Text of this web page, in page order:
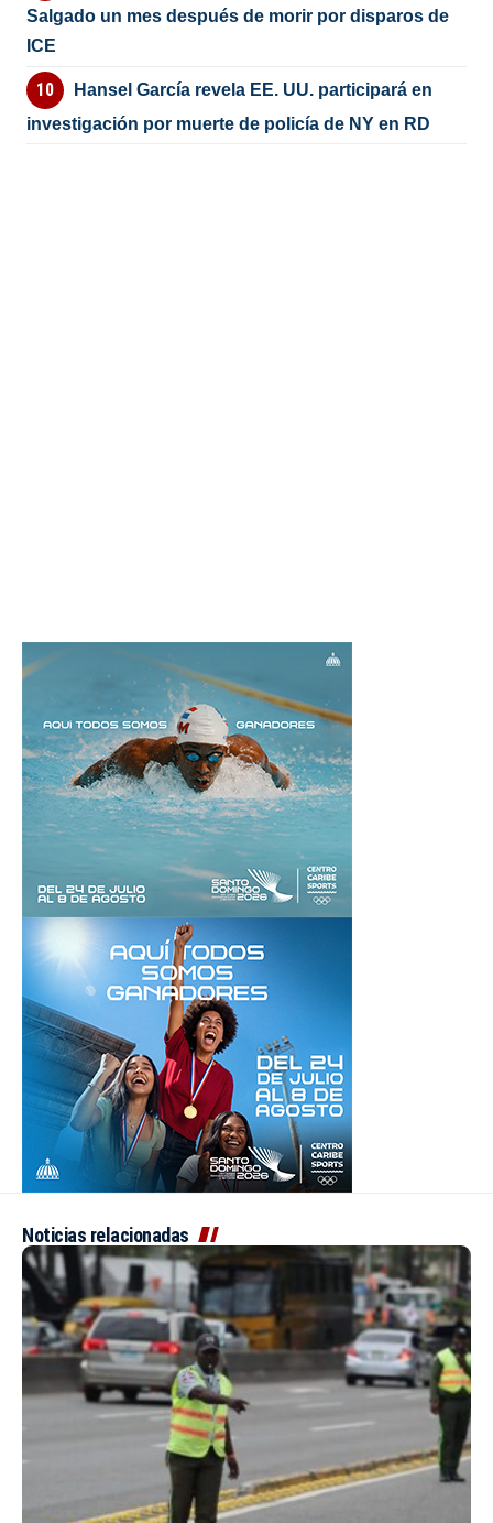
Salgado un mes después de morir por disparos de
ICE
Hansel García revela EE. UU. participará en
investigación por muerte de policía de NY en RD
Noticias relacionadas